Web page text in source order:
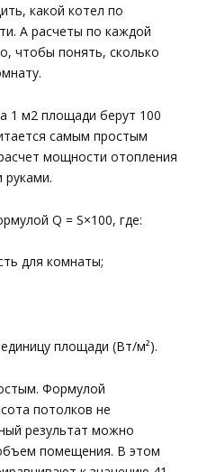
какой котел по
А расчеты по каждой
чтобы понять, сколько
1 м2 площади берут 100
самым простым
мощности отопления
Q = S×100, где:
для комнаты;
площади (Вт/м²).
Формулой
потолков не
результат можно
помещения. В этом